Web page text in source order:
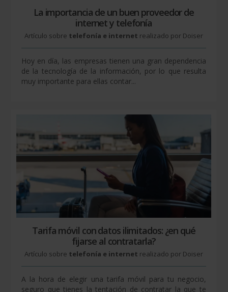
La importancia de un buen proveedor de
internet y telefonía
Artículo sobre telefonía e internet realizado por Doiser
Hoy en día, las empresas tienen una gran dependencia
de la tecnología de la información, por lo que resulta
muy importante para ellas contar...
Tarifa móvil con datos ilimitados: ¿en qué
fijarse al contratarla?
Artículo sobre telefonía e internet realizado por Doiser
A la hora de elegir una tarifa móvil para tu negocio,
seguro que tienes la tentación de contratar la que te